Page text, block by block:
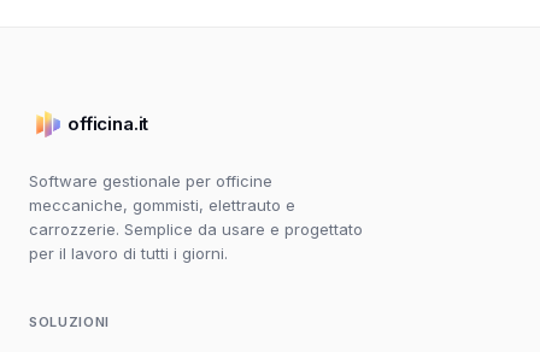
officina.it
Software gestionale per officine
meccaniche, gommisti, elettrauto e
carrozzerie. Semplice da usare e progettato
per il lavoro di tutti i giorni.
SOLUZIONI